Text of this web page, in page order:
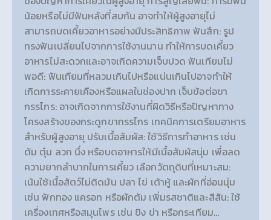
น้อยหรือไม่มีฟันหลังที่สบกัน อาจทำให้ผู้สูงอายุไม่
สามารถบดเคี้ยวอาหารอย่างมีประสิทธิภาพ ฟันสึก: รูป
ทรงฟันเปลี่ยนไปจากการใช้งานนาน ทำให้การบดเคี้ยว
อาหารไม่สะดวกและอาจเกิดความเจ็บปวด ฟันเทียมไม่
พอดี: ฟันเทียมที่หลวมเกินไปหรือแน่นเกินไปอาจทำให้
เกิดการระคายเคืองหรือแผลในช่องปาก เจ็บข้อต่อขา
กรรไกร: อาจเกิดจากการใช้งานที่ผิดวิธีหรือปัญหาทาง
โครงสร้างของกระดูกขากรรไกร เทคนิคการเตรียมอาหาร
สำหรับผู้สูงอายุ ปรับเนื้อสัมผัส: ใช้วิธีการทำอาหาร เช่น
ต้ม ตุ๋น ลวก นึ่ง หรือบดอาหารให้มีเนื้อสัมผัสนุ่ม เพื่อลด
ความยากลำบากในการเคี้ยว เลือกวัตถุดิบที่เหมาะสม:
เน้นใช้เนื้อสัตว์ไม่ติดมัน ปลา ไข่ เต้าหู้ และผักที่อ่อนนุ่ม
เช่น ฟักทอง แครอท หรือผักต้ม เพิ่มรสชาติและสีสัน: ใช้
เครื่องเทศหรือสมุนไพร เช่น ขิง ข่า หรือกระเทียม…